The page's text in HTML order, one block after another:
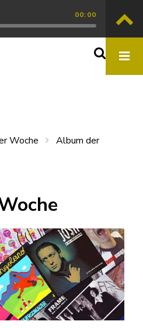
00:00
Woche
Album der